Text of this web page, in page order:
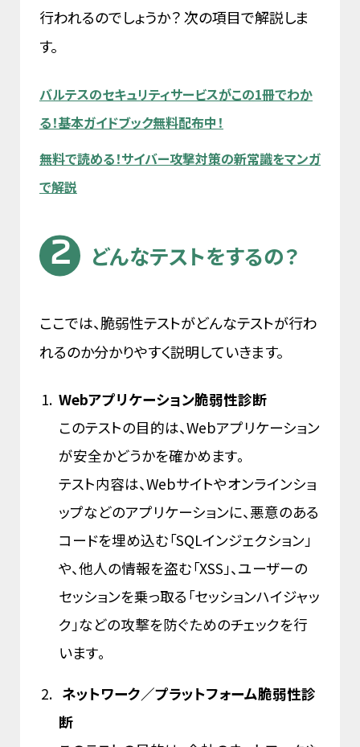
行われるのでしょうか？ 次の項目で解説しま
す。
バルテスのセキュリティサービスがこの1冊でわか
る！基本ガイドブック無料配布中！
無料で読める！サイバー攻撃対策の新常識をマンガ
で解説
どんなテストをするの？
ここでは、脆弱性テストがどんなテストが行わ
れるのか分かりやすく説明していきます。
Webアプリケーション脆弱性診断
このテストの目的は、Webアプリケーション
が安全かどうかを確かめます。
テスト内容は、Webサイトやオンラインショ
ップなどのアプリケーションに、悪意のある
コードを埋め込む「SQLインジェクション」
や、他人の情報を盗む「XSS」、ユーザーの
セッションを乗っ取る「セッションハイジャッ
ク」などの攻撃を防ぐためのチェックを行
います。
ネットワーク／プラットフォーム脆弱性診
断